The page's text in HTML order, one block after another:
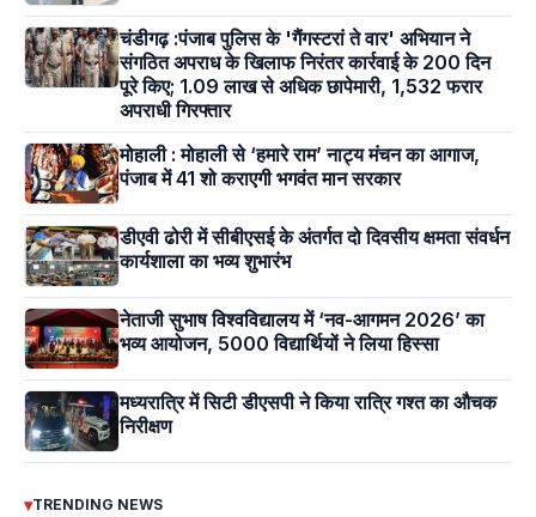
चंडीगढ़ :पंजाब पुलिस के 'गैंगस्टरां ते वार' अभियान ने
संगठित अपराध के खिलाफ निरंतर कार्रवाई के 200 दिन
पूरे किए; 1.09 लाख से अधिक छापेमारी, 1,532 फरार
अपराधी गिरफ्तार
मोहाली : मोहाली से ‘हमारे राम’ नाट्य मंचन का आगाज,
पंजाब में 41 शो कराएगी भगवंत मान सरकार
डीएवी ढोरी में सीबीएसई के अंतर्गत दो दिवसीय क्षमता संवर्धन
कार्यशाला का भव्य शुभारंभ
नेताजी सुभाष विश्वविद्यालय में ‘नव-आगमन 2026’ का
भव्य आयोजन, 5000 विद्यार्थियों ने लिया हिस्सा
मध्यरात्रि में सिटी डीएसपी ने किया रात्रि गश्त का औचक
निरीक्षण
▾TRENDING NEWS